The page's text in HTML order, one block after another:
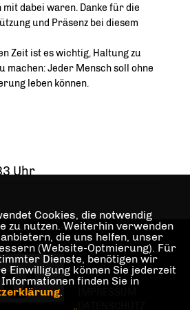
dabei waren. Danke für die
und Präsenz bei diesem
Zeit ist es wichtig, Haltung zu
machen: Jeder Mensch soll ohne
leben können.
Uhr
Cookies, die notwendig
zu nutzen. Weiterhin verwenden
die uns helfen, unser
(Website-Optmierung). Für
Dienste, benötigen wir
Einwilligung können Sie jederzeit
finden Sie in
.